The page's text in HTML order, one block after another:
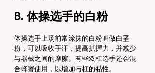
8. 体操选手的白粉
体操选手上场前常涂抹的白粉叫做白垩
粉，可以吸收手汗，提高抓握力，并减少
与器械之间的摩擦。有些双杠选手还会混
合蜂蜜使用，以增加与杠的黏性。